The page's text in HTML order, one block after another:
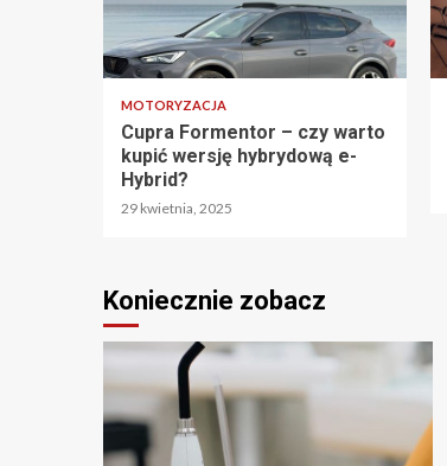
MOTORYZACJA
Cupra Formentor – czy warto
kupić wersję hybrydową e-
Hybrid?
29 kwietnia, 2025
Koniecznie zobacz